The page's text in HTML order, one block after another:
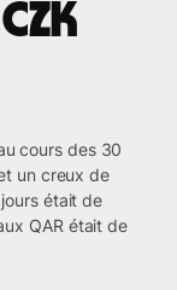
cours des 30
un creux de
était de
QAR était de